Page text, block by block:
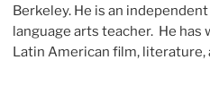
Berkeley. He is an
language arts teacher. He has
Latin American film, literature,